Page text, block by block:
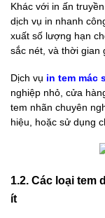
Khác với in ấn
dịch vụ in nhanh
xuất số lượng hạn
sắc nét, và thời gian
Dịch vụ in tem mác
nghiệp nhỏ, cửa
tem nhãn chuyên
hiệu, hoặc sử dụng
1.2. Các loại tem
ít